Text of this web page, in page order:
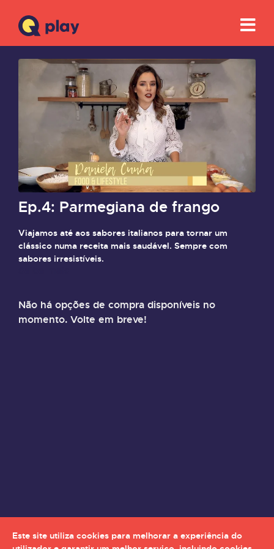
Ep.4: Parmegiana de frango
Viajamos até aos sabores italianos para tornar um
clássico numa receita mais saudável. Sempre com
sabores irresistíveis.
Não há opções de compra disponíveis no
momento. Volte em breve!
Este site utiliza cookies para melhorar a experiência do